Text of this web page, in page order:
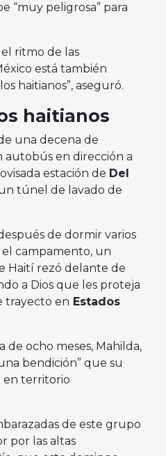
“muy peligrosa” para
ritmo de las
está también
haitianos”, aseguró.
haitianos
una decena de
autobús en dirección a
estación de Del
túnel de lavado de
de dormir varios
campamento, un
Haití rezó delante de
a Dios que les proteja
trayecto en Estados
de ocho meses, Mahilda,
bendición” que su
en territorio
de este grupo
por las altas